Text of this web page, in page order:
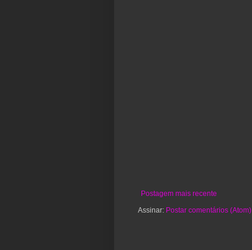
Postagem mais recente
Assinar: Postar comentários (Atom)